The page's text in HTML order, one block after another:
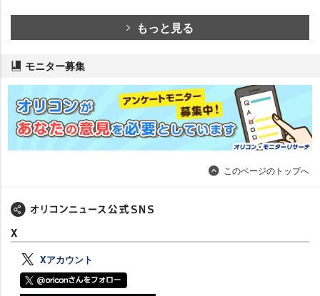
もっと見る
モニター募集
このページのトップへ
X
Xアカウント